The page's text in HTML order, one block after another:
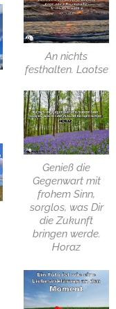
An nichts
festhalten. Laotse
Genieß die
Gegenwart mit
frohem Sinn,
sorglos, was Dir
die Zukunft
bringen werde.
Horaz